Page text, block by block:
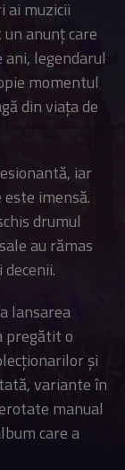
ai muzicii
anunț care
legendarul
momentul
din viața de
iar
imensă.
drumul
au rămas
lansarea
pregătit o
și
variante în
manual
care a